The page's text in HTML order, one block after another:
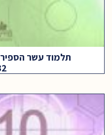
תלמוד עשר